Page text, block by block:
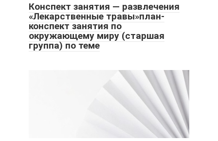
Конспект занятия — развлечения
«Лекарственные травы»план-
конспект занятия по
окружающему миру (старшая
группа) по теме